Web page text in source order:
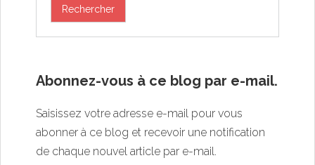
Abonnez-vous à ce blog par e-mail.
Saisissez votre adresse e-mail pour vous
abonner à ce blog et recevoir une notification
de chaque nouvel article par e-mail.